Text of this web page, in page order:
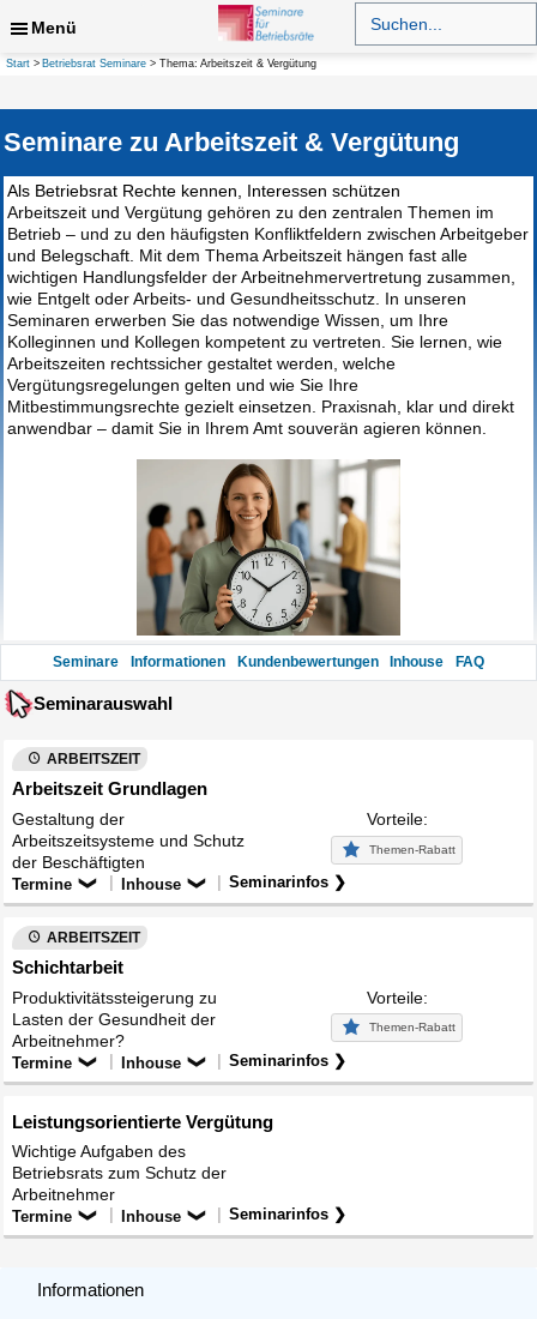
InhaltMenü
Search
for:
Start Betriebsrat Seminare Thema: Arbeitszeit & Vergütung
Seminare zu Arbeitszeit & Vergütung
Als Betriebsrat Rechte kennen, Interessen schützen
Arbeitszeit und Vergütung gehören zu den zentralen Themen im
Betrieb – und zu den häufigsten Konfliktfeldern zwischen Arbeitgeber
und Belegschaft. Mit dem Thema Arbeitszeit hängen fast alle
wichtigen Handlungsfelder der Arbeitnehmervertretung zusammen,
wie Entgelt oder Arbeits- und Gesundheitsschutz. In unseren
Seminaren erwerben Sie das notwendige Wissen, um Ihre
Kolleginnen und Kollegen kompetent zu vertreten. Sie lernen, wie
Arbeitszeiten rechtssicher gestaltet werden, welche
Vergütungsregelungen gelten und wie Sie Ihre
Mitbestimmungsrechte gezielt einsetzen. Praxisnah, klar und direkt
anwendbar – damit Sie in Ihrem Amt souverän agieren können.
Seminare Informationen Kundenbewertungen Inhouse FAQ
Seminarauswahl
ARBEITSZEIT
Arbeitszeit Grundlagen
Gestaltung der
Arbeitszeitsysteme und Schutz
der Beschäftigten
Vorteile:
Themen-Rabatt
Termine Inhouse Seminarinfos ❯
ARBEITSZEIT
Schichtarbeit
Produktivitätssteigerung zu
Lasten der Gesundheit der
Arbeitnehmer?
Vorteile:
Themen-Rabatt
Termine Inhouse Seminarinfos ❯
Leistungsorientierte Vergütung
Wichtige Aufgaben des
Betriebsrats zum Schutz der
Arbeitnehmer
Termine Inhouse Seminarinfos ❯
Informationen